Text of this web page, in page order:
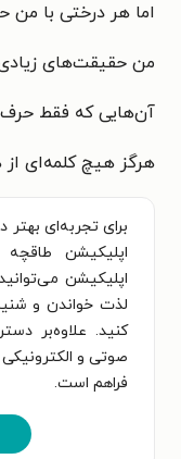
اما هر درختی با من
من حقیقت‌های
آن‌هایی که فقط حرف
هرگز هیچ کلمه‌ای
برای تجربه‌ای
اپلیکیشن
اپلیکیشن
لذت خواندن و
کنید. علاوه‌بر
صوتی و
فراهم است.